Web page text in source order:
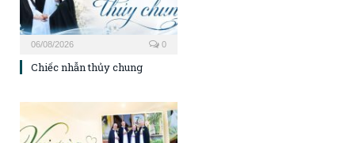
06/08/2026 0
Chiếc nhẫn thủy chung